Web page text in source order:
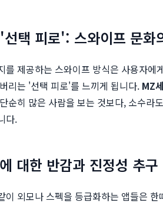
택 피로': 스와이프 문화
를 제공하는 스와이프 방식은 사용자
리는 '선택 피로'를 느끼게 됩니다. MZ
순히 많은 사람을 보는 것보다, 소수라
다.
대한 반감과 진정성 추구
이 외모나 스펙을 등급화하는 앱들은